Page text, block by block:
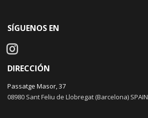
SÍGUENOS EN
DIRECCIÓN
Passatge Masor, 37
08980 Sant Feliu de Llobregat (Barcelona) SPAIN